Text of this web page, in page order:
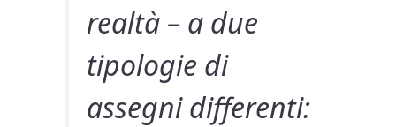
realtà – a due
tipologie di
assegni differenti: